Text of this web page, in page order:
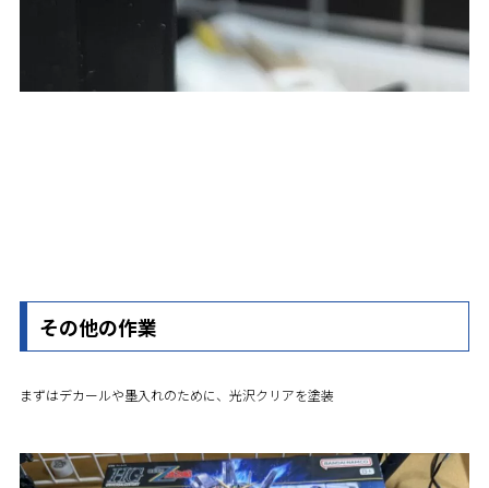
その他の作業
まずはデカールや墨入れのために、光沢クリアを塗装